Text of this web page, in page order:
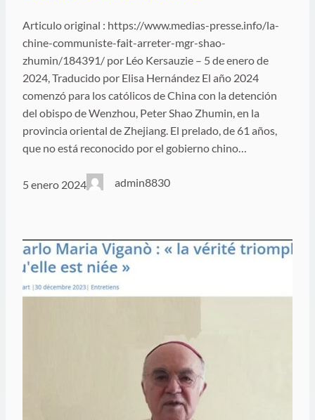
Articulo original : https://www.medias-presse.info/la-
chine-communiste-fait-arreter-mgr-shao-
zhumin/184391/ por Léo Kersauzie – 5 de enero de
2024, Traducido por Elisa Hernández El año 2024
comenzó para los católicos de China con la detención
del obispo de Wenzhou, Peter Shao Zhumin, en la
provincia oriental de Zhejiang. El prelado, de 61 años,
que no está reconocido por el gobierno chino…
5 enero 2024 admin8830